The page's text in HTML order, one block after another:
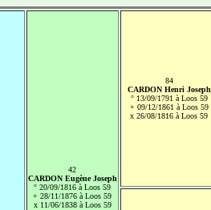
42
CARDON Eugène Joseph
° 20/09/1816 à Loos 59
+ 28/11/1876 à Loos 59
x 11/06/1838 à Loos 59
84
CARDON Henri Joseph
° 13/09/1791 à Loos 59
+ 09/12/1861 à Loos 59
x 26/08/1816 à Loos 59